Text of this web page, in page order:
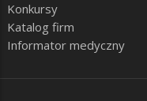
Konkursy
Katalog firm
Informator medyczny